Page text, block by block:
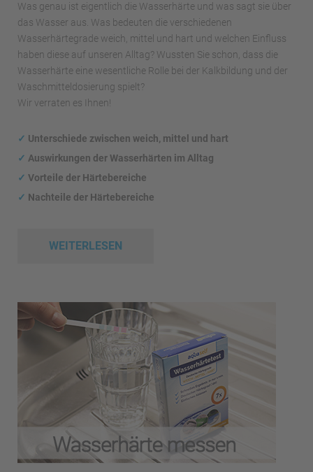
Was genau ist eigentlich die Wasserhärte und was sagt sie über
das Wasser aus. Was bedeuten die verschiedenen
Wasserhärtegrade weich, mittel und hart und welchen Einfluss
haben diese auf unseren Alltag? Wussten Sie schon, dass die
Wasserhärte eine wesentliche Rolle bei der Kalkbildung und der
Waschmitteldosierung spielt?
Wir verraten es Ihnen!
✓ Unterschiede zwischen weich, mittel und hart
✓ Auswirkungen der Wasserhärten im Alltag
✓ Vorteile der Härtebereiche
✓ Nachteile der Härtebereiche
WEITERLESEN